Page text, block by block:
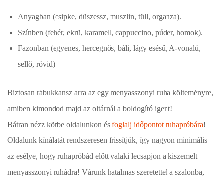
Anyagban (csipke, düszessz, muszlin, tüll, organza).
Színben (fehér, ekrü, karamell, cappuccino, púder, homok).
Fazonban (egyenes, hercegnős, báli, lágy esésű, A-vonalú,
sellő, rövid).
Biztosan rábukkansz arra az egy menyasszonyi ruha költeményre,
amiben kimondod majd az oltárnál a boldogító igent!
Bátran nézz körbe oldalunkon és foglalj időpontot ruhapróbára!
Oldalunk kínálatát rendszeresen frissítjük, így nagyon minimális
az esélye, hogy ruhapróbád előtt valaki lecsapjon a kiszemelt
menyasszonyi ruhádra! Várunk hatalmas szeretettel a szalonba,